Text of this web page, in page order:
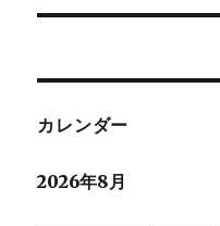
シ
ン
投
カレンダー
2026年8月